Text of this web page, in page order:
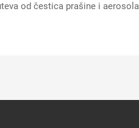
od čestica prašine i